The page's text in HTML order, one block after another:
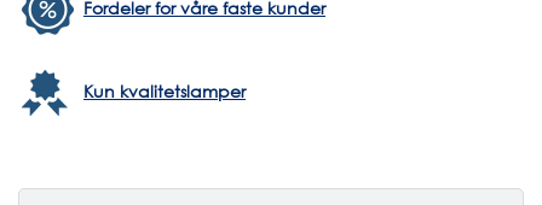
Fordeler for våre faste kunder
Kun kvalitetslamper